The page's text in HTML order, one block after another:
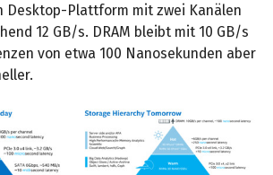
Desktop-Plattform mit zwei Kanälen
12 GB/s. DRAM bleibt mit 10 GB/s
von etwa 100 Nanosekunden aber